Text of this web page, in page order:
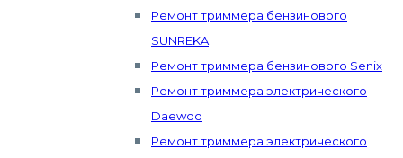
Ремонт триммера бензинового
SUNREKA
Ремонт триммера бензинового Senix
Ремонт триммера электрического
Daewoo
Ремонт триммера электрического